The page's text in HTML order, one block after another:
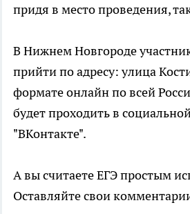
придя в место проведения,
В Нижнем Новгороде
прийти по адресу: улица
формате онлайн по всей
будет проходить в
"ВКонтакте".
А вы считаете ЕГЭ простым
Оставляйте свои